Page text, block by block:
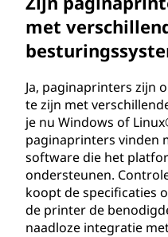
met
Ja, paginaprinters zijn
te zijn met
je nu Windows of
paginaprinters vinden
software die het
ondersteunen.
koopt de specificaties
de printer de
naadloze integratie